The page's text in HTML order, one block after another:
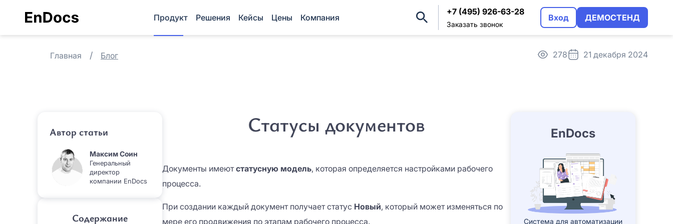
Продукт Решения Кейсы Цены Компания
+7 (495) 926-63-28
Заказать звонок
Вход ДЕМОСТЕНД
Главная Блог 278 21 декабря 2024
Автор статьи
Максим Соин
Генеральный
директор
компании EnDocs
Содержание
Статусы документов
Документы имеютстатусную модель, которая определяется настройками рабочего
процесса.
При создании каждый документ получает статус Новый, который может изменяться по
мере его продвижения по этапам рабочего процесса.
EnDocs
Система для автоматизации
Название организации*
Причина интереса *
Причина интереса *
Оцените EnDocs в реальном использовании
Название организации*